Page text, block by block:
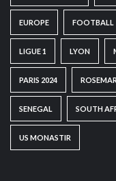
EUROPE FOOTBALL
LIGUE 1 LYON
PARIS 2024
SENEGAL SOUTH
US MONASTIR